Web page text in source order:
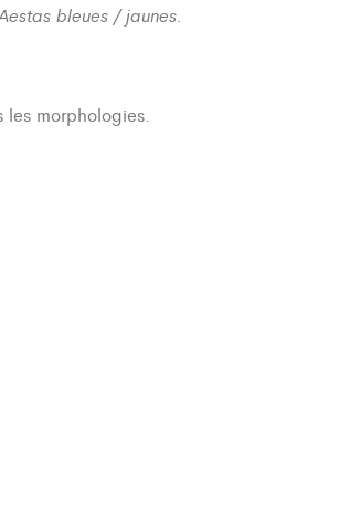
bleues / jaunes.
les morphologies.